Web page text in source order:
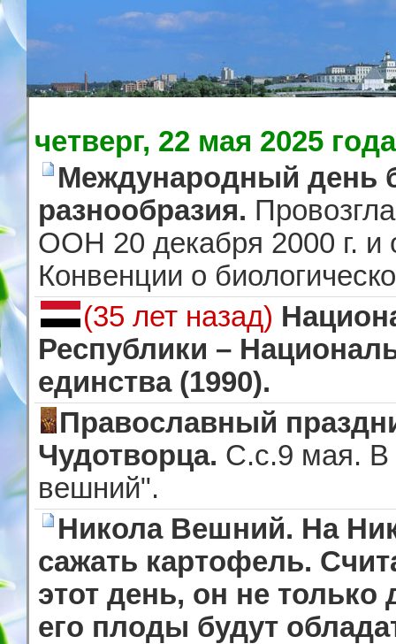
четверг, 22 мая 2025 года
Международный день
разнообразия.
ООН 20 декабря 2000 г. и
Конвенции о
(35 лет назад)
Республики –
единства (1990).
Православный
Чудотворца. С.с.9 мая. В
вешний".
Никола Вешний. На
сажать картофель.
этот день, он не
его плоды будут